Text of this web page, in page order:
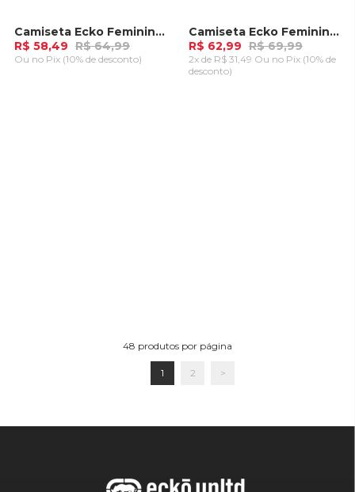
-10%Camiseta Ecko Feminina Especial 30 Anos Off White
R$ 58,49 R$ 64,99
Ou no Pix (10% de desconto)
-10%Camiseta Ecko Feminina Especial 30 Anos Preta
R$ 62,99 R$ 69,99
2x de R$ 31,49 Ou no Pix (10% de
desconto)
48 produtos por página
1 2 >